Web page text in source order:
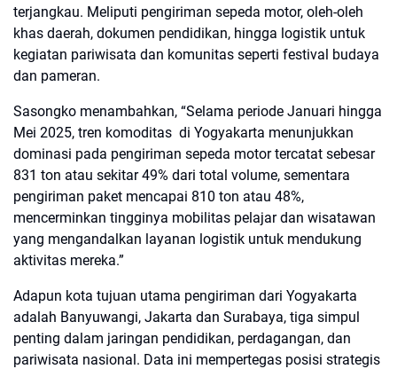
terjangkau. Meliputi pengiriman sepeda motor, oleh-oleh
khas daerah, dokumen pendidikan, hingga logistik untuk
kegiatan pariwisata dan komunitas seperti festival budaya
dan pameran.
Sasongko menambahkan, “Selama periode Januari hingga
Mei 2025, tren komoditas di Yogyakarta menunjukkan
dominasi pada pengiriman sepeda motor tercatat sebesar
831 ton atau sekitar 49% dari total volume, sementara
pengiriman paket mencapai 810 ton atau 48%,
mencerminkan tingginya mobilitas pelajar dan wisatawan
yang mengandalkan layanan logistik untuk mendukung
aktivitas mereka.”
Adapun kota tujuan utama pengiriman dari Yogyakarta
adalah Banyuwangi, Jakarta dan Surabaya, tiga simpul
penting dalam jaringan pendidikan, perdagangan, dan
pariwisata nasional. Data ini mempertegas posisi strategis